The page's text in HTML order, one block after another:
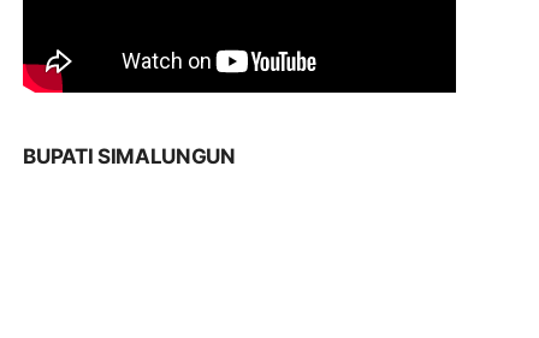
BUPATI SIMALUNGUN